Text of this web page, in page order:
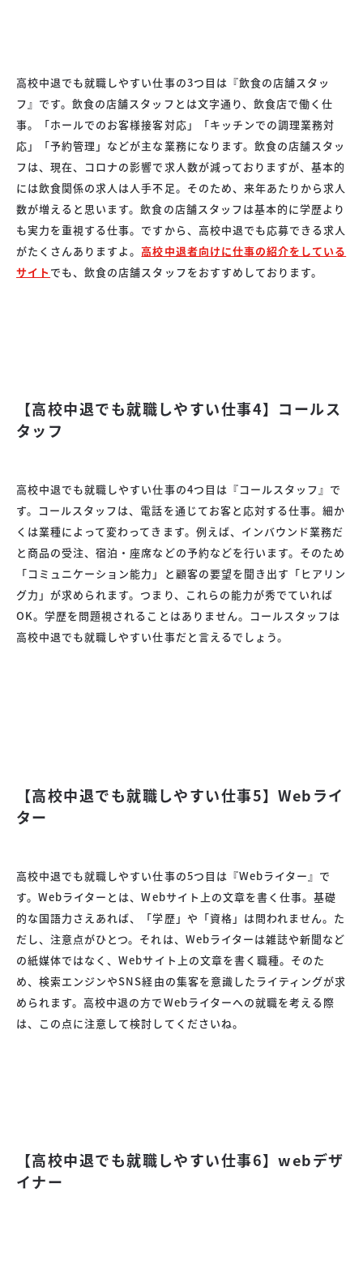
高校中退でも就職しやすい仕事の3つ目は『飲食の店舗スタッ
フ』です。飲食の店舗スタッフとは文字通り、飲食店で働く仕
事。「ホールでのお客様接客対応」「キッチンでの調理業務対
応」「予約管理」などが主な業務になります。飲食の店舗スタッ
フは、現在、コロナの影響で求人数が減っておりますが、基本的
には飲食関係の求人は人手不足。そのため、来年あたりから求人
数が増えると思います。飲食の店舗スタッフは基本的に学歴より
も実力を重視する仕事。ですから、高校中退でも応募できる求人
がたくさんありますよ。高校中退者向けに仕事の紹介をしている
サイト でも、飲食の店舗スタッフをおすすめしております。
【高校中退でも就職しやすい仕事4】コールス
タッフ
高校中退でも就職しやすい仕事の4つ目は『コールスタッフ』で
す。コールスタッフは、電話を通じてお客と応対する仕事。細か
くは業種によって変わってきます。例えば、インバウンド業務だ
と商品の受注、宿泊・座席などの予約などを行います。そのため
「コミュニケーション能力」と顧客の要望を聞き出す「ヒアリン
グ力」が求められます。つまり、これらの能力が秀でていれば
OK。学歴を問題視されることはありません。コールスタッフは
高校中退でも就職しやすい仕事だと言えるでしょう。
【高校中退でも就職しやすい仕事5】Webライ
ター
高校中退でも就職しやすい仕事の5つ目は『Webライター』で
す。Webライターとは、Webサイト上の文章を書く仕事。基礎
的な国語力さえあれば、「学歴」や「資格」は問われません。た
だし、注意点がひとつ。それは、Webライターは雑誌や新聞など
の紙媒体ではなく、Webサイト上の文章を書く職種。そのた
め、検索エンジンやSNS経由の集客を意識したライティングが求
められます。高校中退の方でWebライターへの就職を考える際
は、この点に注意して検討してくださいね。
【高校中退でも就職しやすい仕事6】webデザ
イナー